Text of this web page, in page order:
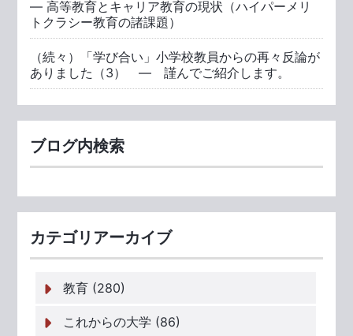
― 高等教育とキャリア教育の現状（ハイパーメリ
トクラシー教育の諸課題）
（続々）「学び合い」小学校教員からの再々反論が
ありました（3） ― 謹んでご紹介します。
ブログ内検索
カテゴリアーカイブ
教育 (280)
これからの大学 (86)